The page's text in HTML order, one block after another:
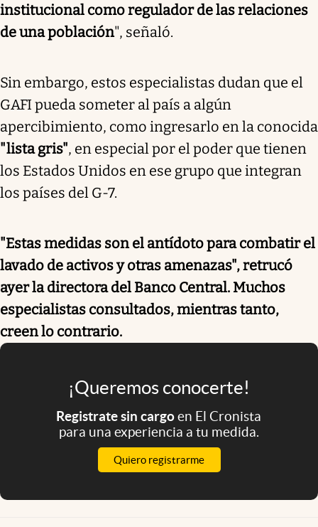
institucional como regulador de las relaciones
de una población", señaló.
Sin embargo, estos especialistas dudan que el
GAFI pueda someter al país a algún
apercibimiento, como ingresarlo en la conocida
"lista gris", en especial por el poder que tienen
los Estados Unidos en ese grupo que integran
los países del G-7.
"Estas medidas son el antídoto para combatir el
lavado de activos y otras amenazas", retrucó
ayer la directora del Banco Central. Muchos
especialistas consultados, mientras tanto,
creen lo contrario.
¡Queremos conocerte!
Registrate sin cargoen El Cronista
para una experiencia a tu medida.
Quiero registrarme